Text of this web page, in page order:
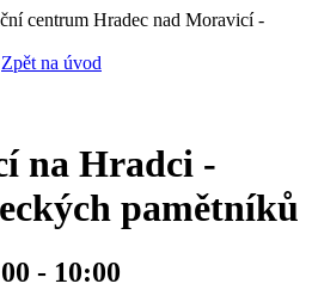
centrum Hradec nad Moravicí-
Zpět na úvod
na Hradci -
pamětníků
- 10:00